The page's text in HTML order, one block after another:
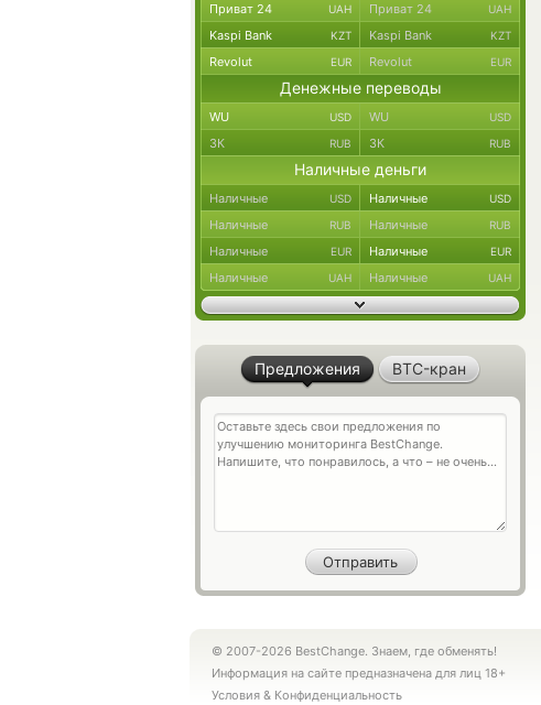
Приват 24 UAH Приват 24 UAH
Kaspi Bank KZT Kaspi Bank KZT
Revolut EUR Revolut EUR
Денежные переводы
WU USD WU USD
ЗК RUB ЗК RUB
Наличные деньги
Наличные USD Наличные USD
Наличные RUB Наличные RUB
Наличные EUR Наличные EUR
Наличные UAH Наличные UAH
Предложения BTC-кран
© 2007-2026 BestChange. Знаем, где обменять!
Информация на сайте предназначена для лиц 18+
Условия & Конфиденциальность